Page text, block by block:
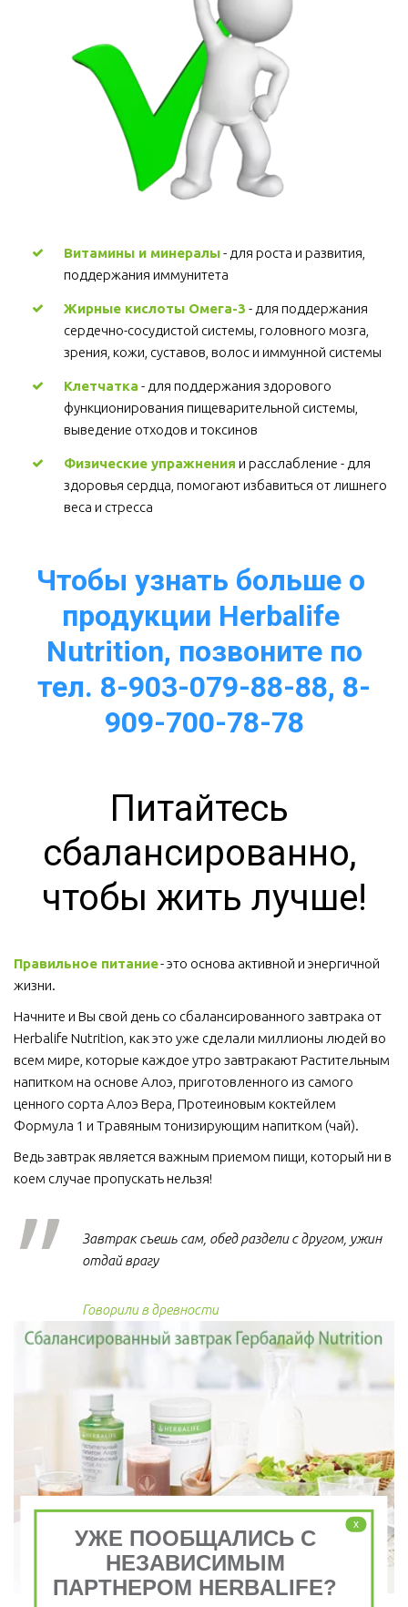
Витамины и минералы - для роста и развития,
поддержания иммунитета
Жирные кислоты Омега-3 - для поддержания
сердечно-сосудистой системы, головного мозга,
зрения, кожи, суставов, волос и иммунной системы
Клетчатка - для поддержания здорового
функционирования пищеварительной системы,
выведение отходов и токсинов
Физические упражнения и расслабление - для
здоровья сердца, помогают избавиться от лишнего
веса и стресса
Чтобы узнать больше о
продукции Herbalife
Nutrition, позвоните по
тел. 8-903-079-88-88, 8-
909-700-78-78
Питайтесь
сбалансированно,
чтобы жить лучше!
Правильное питание - это основа активной и энергичной
жизни.
Начните и Вы свой день со сбалансированного завтрака от
Herbalife Nutrition, как это уже сделали миллионы людей во
всем мире, которые каждое утро завтракают Растительным
напитком на основе Алоэ, приготовленного из самого
ценного сорта Алоэ Вера, Протеиновым коктейлем
Формула 1 и Травяным тонизирующим напитком (чай).
Ведь завтрак является важным приемом пищи, который ни в
коем случае пропускать нельзя!
Завтрак съешь сам, обед раздели с другом, ужин
отдай врагу
Говорили в древности
x
УЖЕ ПООБЩАЛИСЬ С
НЕЗАВИСИМЫМ
ПАРТНЕРОМ HERBALIFE?